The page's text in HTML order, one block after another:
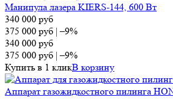
Манипула лазера KIERS-144, 600 Вт
340 000 руб
375 000 руб |–9%
340 000 руб
375 000 руб |–9%
Купить в 1 кликВ корзину
Аппарат газожидкостного пилинга